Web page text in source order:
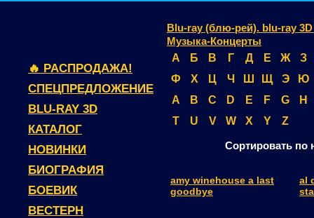
🔥 РАСПРОДАЖА!
СПЕЦПРЕДЛОЖЕНИЕ
BLU-RAY 3D
КАТАЛОГ
НОВИНКИ
БИОГРАФИЯ
БОЕВИК
ВЕСТЕРН
Blu-ray (блю-рей). blu-ray
Музыка-Концерты
А
Б В Г Д Е Ж
З
Ф
Х Ц Ч Ш Щ Э
Ю
A
B C D E F G
H
T
U V W X Y Z
Сортировать
amy winehouse a last
goodbye
al